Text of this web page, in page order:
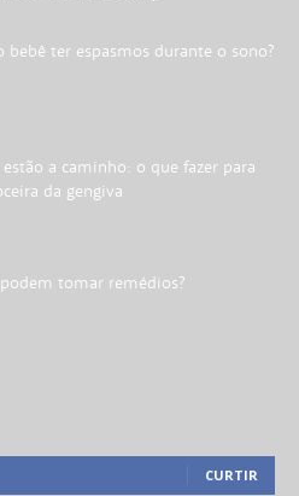
bebê ter espasmos durante o sono?
a caminho: o que fazer para
da gengiva
tomar remédios?
CURTIR